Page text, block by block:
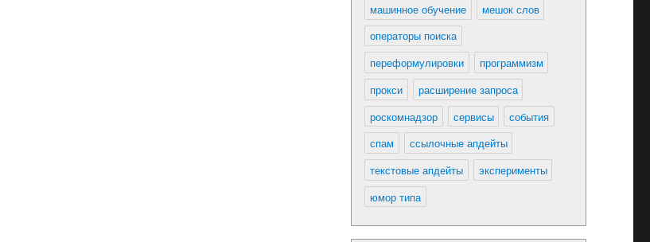
машинное обучение
мешок слов
операторы поиска
переформулировки
программизм
прокси
расширение запроса
роскомнадзор
сервисы
события
спам
ссылочные апдейты
текстовые апдейты
эксперименты
юмор типа